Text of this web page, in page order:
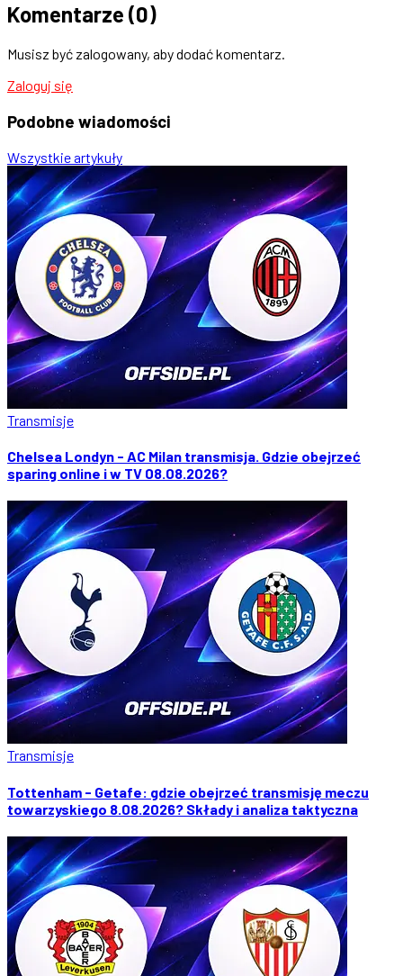
Komentarze (0)
Musisz być zalogowany, aby dodać komentarz.
Zaloguj się
Podobne wiadomości
Wszystkie artykuły
Transmisje
Chelsea Londyn - AC Milan transmisja. Gdzie obejrzeć
sparing online i w TV 08.08.2026?
Transmisje
Tottenham - Getafe: gdzie obejrzeć transmisję meczu
towarzyskiego 8.08.2026? Składy i analiza taktyczna